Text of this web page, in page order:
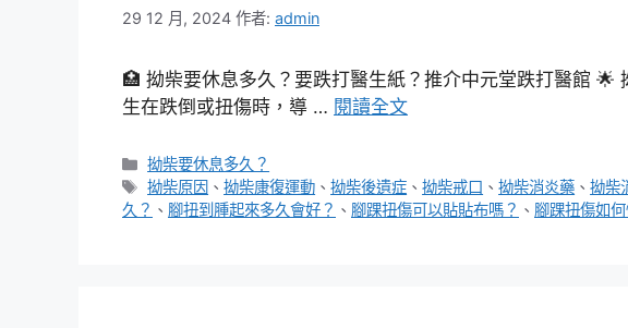
29 12 月, 2024 作者: admin
🏥 拗柴要休息多久？要跌打醫生紙？推介中元堂跌打醫館 🌟
生在跌倒或扭傷時，導 … 閱讀全文
分
類
拗柴要休息多久？
標
籤
拗柴原因 、拗柴康復運動 、拗柴後遺症 、拗柴戒口 、拗柴消炎藥 、拗柴
久？ 、 腳扭到腫起來多久會好？ 、 腳踝扭傷可以貼貼布嗎？ 、 腳踝扭傷如